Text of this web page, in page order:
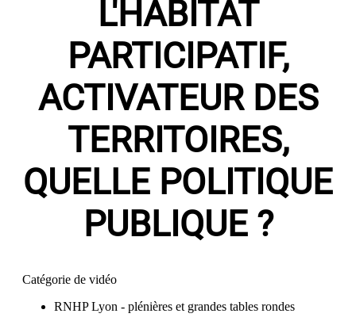
L'HABITAT
PARTICIPATIF,
ACTIVATEUR DES
TERRITOIRES,
QUELLE POLITIQUE
PUBLIQUE ?
Catégorie de vidéo
RNHP Lyon - plénières et grandes tables rondes